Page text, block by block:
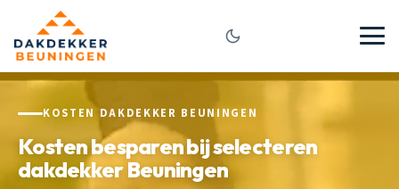
KOSTEN DAKDEKKER BEUNINGEN
Kosten besparen bij selecteren
dakdekker Beuningen